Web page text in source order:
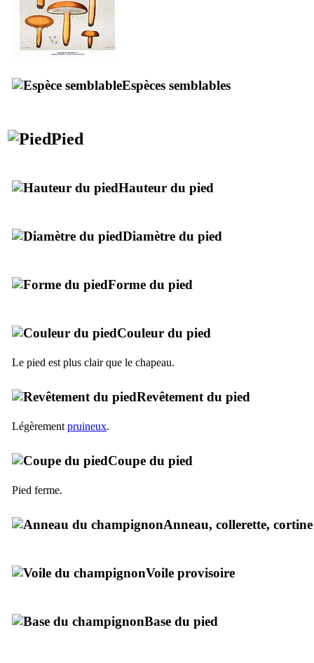
Espèces semblables
Pied
Hauteur du pied
Diamètre du pied
Forme du pied
Couleur du pied
Le pied est plus clair que le chapeau.
Revêtement du pied
Légèrement pruineux.
Coupe du pied
Pied ferme.
Anneau, collerette, cortine
Voile provisoire
Base du pied